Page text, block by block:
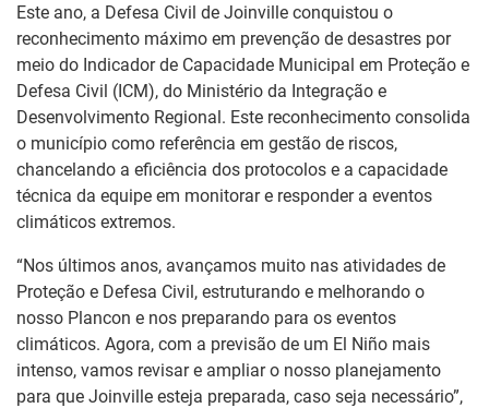
Este ano, a Defesa Civil de Joinville conquistou o
reconhecimento máximo em prevenção de desastres por
meio do Indicador de Capacidade Municipal em Proteção e
Defesa Civil (ICM), do Ministério da Integração e
Desenvolvimento Regional. Este reconhecimento consolida
o município como referência em gestão de riscos,
chancelando a eficiência dos protocolos e a capacidade
técnica da equipe em monitorar e responder a eventos
climáticos extremos.
“Nos últimos anos, avançamos muito nas atividades de
Proteção e Defesa Civil, estruturando e melhorando o
nosso Plancon e nos preparando para os eventos
climáticos. Agora, com a previsão de um El Niño mais
intenso, vamos revisar e ampliar o nosso planejamento
para que Joinville esteja preparada, caso seja necessário”,